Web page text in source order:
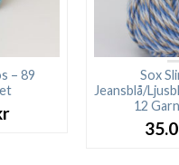
– 89
Sox
Jeansblå/
12